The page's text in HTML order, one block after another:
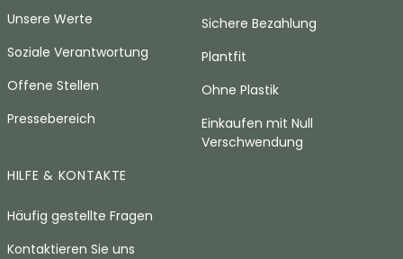
Unsere Werte
Soziale Verantwortung
Offene Stellen
Pressebereich
Sichere Bezahlung
Plantfit
Ohne Plastik
Einkaufen mit Null
Verschwendung
HILFE & KONTAKTE
Häufig gestellte Fragen
Kontaktieren Sie uns